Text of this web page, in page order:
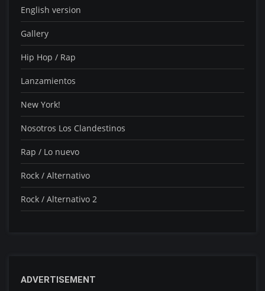
English version
Gallery
Hip Hop / Rap
Lanzamientos
New York!
Nosotros Los Clandestinos
Rap / Lo nuevo
Rock / Alternativo
Rock / Alternativo 2
ADVERTISEMENT